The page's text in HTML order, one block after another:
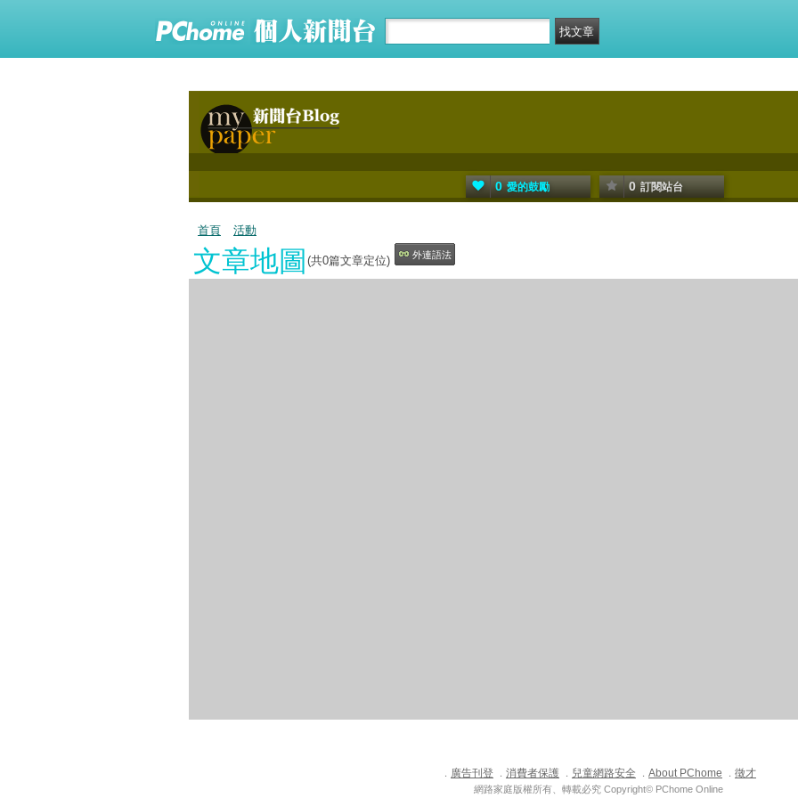
0 愛的鼓勵 0 訂閱站台
首頁 活動
文章地圖 (共0篇文章定位) 外連語法
． 廣告刊登 ． 消費者保護 ． 兒童網路安全 ． About PChome ． 徵才
網路家庭版權所有、轉載必究 Copyright© PChome Online